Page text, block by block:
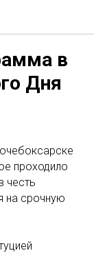
в
Дня
проходило
честь
на срочную